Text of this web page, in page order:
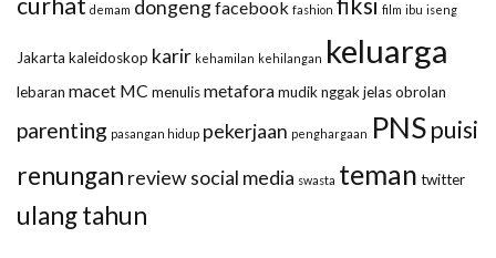
demam dongengfacebook fashion film ibu iseng
Jakarta kaleidoskop karir kehamilan kehilangan keluarga
lebaran macet MC menulismetaforamudiknggak jelasobrolan
parenting pasangan hidup pekerjaan penghargaan PNSpuisi
renungan reviewsocial media swasta teman twitter
ulang tahun